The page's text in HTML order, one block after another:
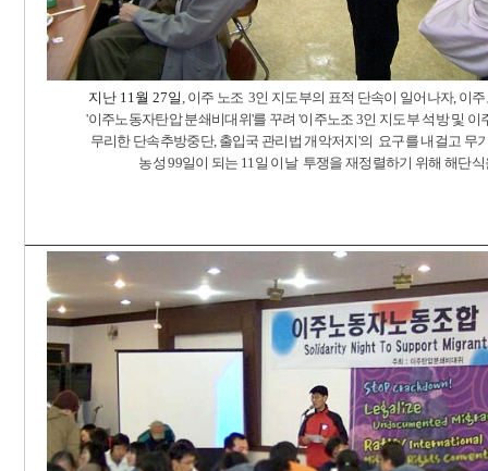
지난 11월 27일, 이주 노조 3인 지도부의 표적 단속이 일어나자, 이
'이주노동자탄압 분쇄비대위'를 꾸려 '이주노조 3인 지도부 석방 및 이
무리한 단속추방중단, 출입국 관리법 개악저지'의 요구를 내걸고 무
농성 99일이 되는 11일 이날 투쟁을 재정렬하기 위해 해단식